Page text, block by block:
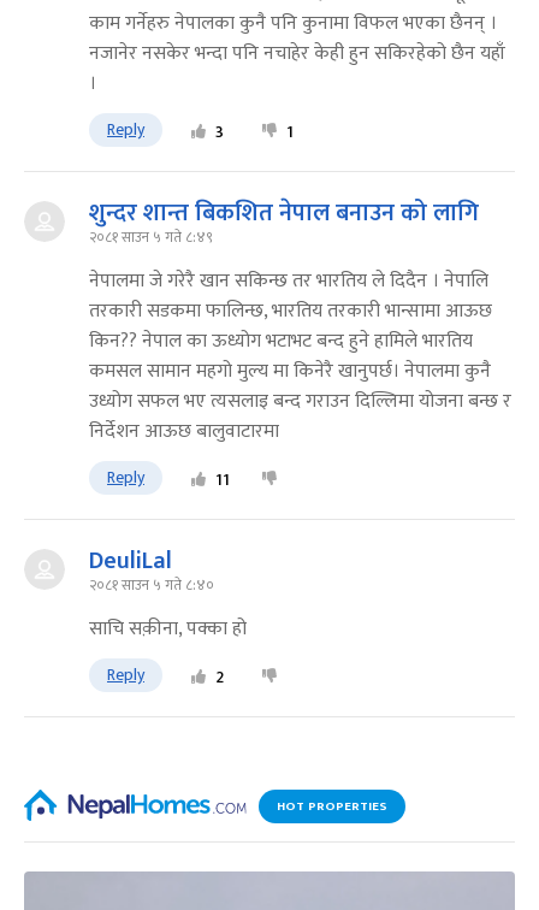
काम गर्नेहरु नेपालका कुनै पनि कुनामा विफल भएका छैनन् ।
नजानेर नसकेर भन्दा पनि नचाहेर केही हुन सकिरहेको छैन यहाँ
।
Reply 3 1
शुन्दर शान्त बिकशित नेपाल बनाउन को लागि
२०८१ साउन ५ गते ८:४९
नेपालमा जे गरेरै खान सकिन्छ तर भारतिय ले दिदैन । नेपालि
तरकारी सडकमा फालिन्छ, भारतिय तरकारी भान्सामा आऊछ
किन?? नेपाल का ऊध्योग भटाभट बन्द हुने हामिले भारतिय
कमसल सामान महगो मुल्य मा किनेरै खानुपर्छ। नेपालमा कुनै
उध्योग सफल भए त्यसलाइ बन्द गराउन दिल्लिमा योजना बन्छ र
निर्देशन आऊछ बालुवाटारमा
Reply 11
DeuliLal
२०८१ साउन ५ गते ८:४०
साचि सक़ीना, पक्का हो
Reply 2
HOT PROPERTIES